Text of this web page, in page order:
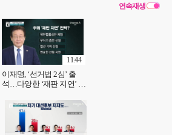
연속재생
이재명, ‘선거법 2심’ 출
석…다양한 ‘재판 지연’ 전
11:44